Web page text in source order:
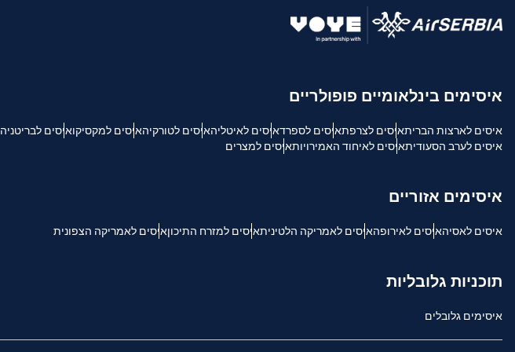
איסימים בינלאומיים פופולריים
איסים לארצות הבריתאיסים לצרפתאיסים לספרדאיסים לאיטליהאיסים לטורקיהאיסים למקסיקואיסים לבריטניה
איסים לערב הסעודיתאיסים לאיחוד האמירויותאיסים למצרים
איסימים אזוריים
איסים לאסיהאיסים לאירופהאיסים לאמריקה הלטיניתאיסים למזרח התיכוןאיסים לאמריקה הצפונית
תוכניות גלובליות
איסימים גלובלים
Deutsch